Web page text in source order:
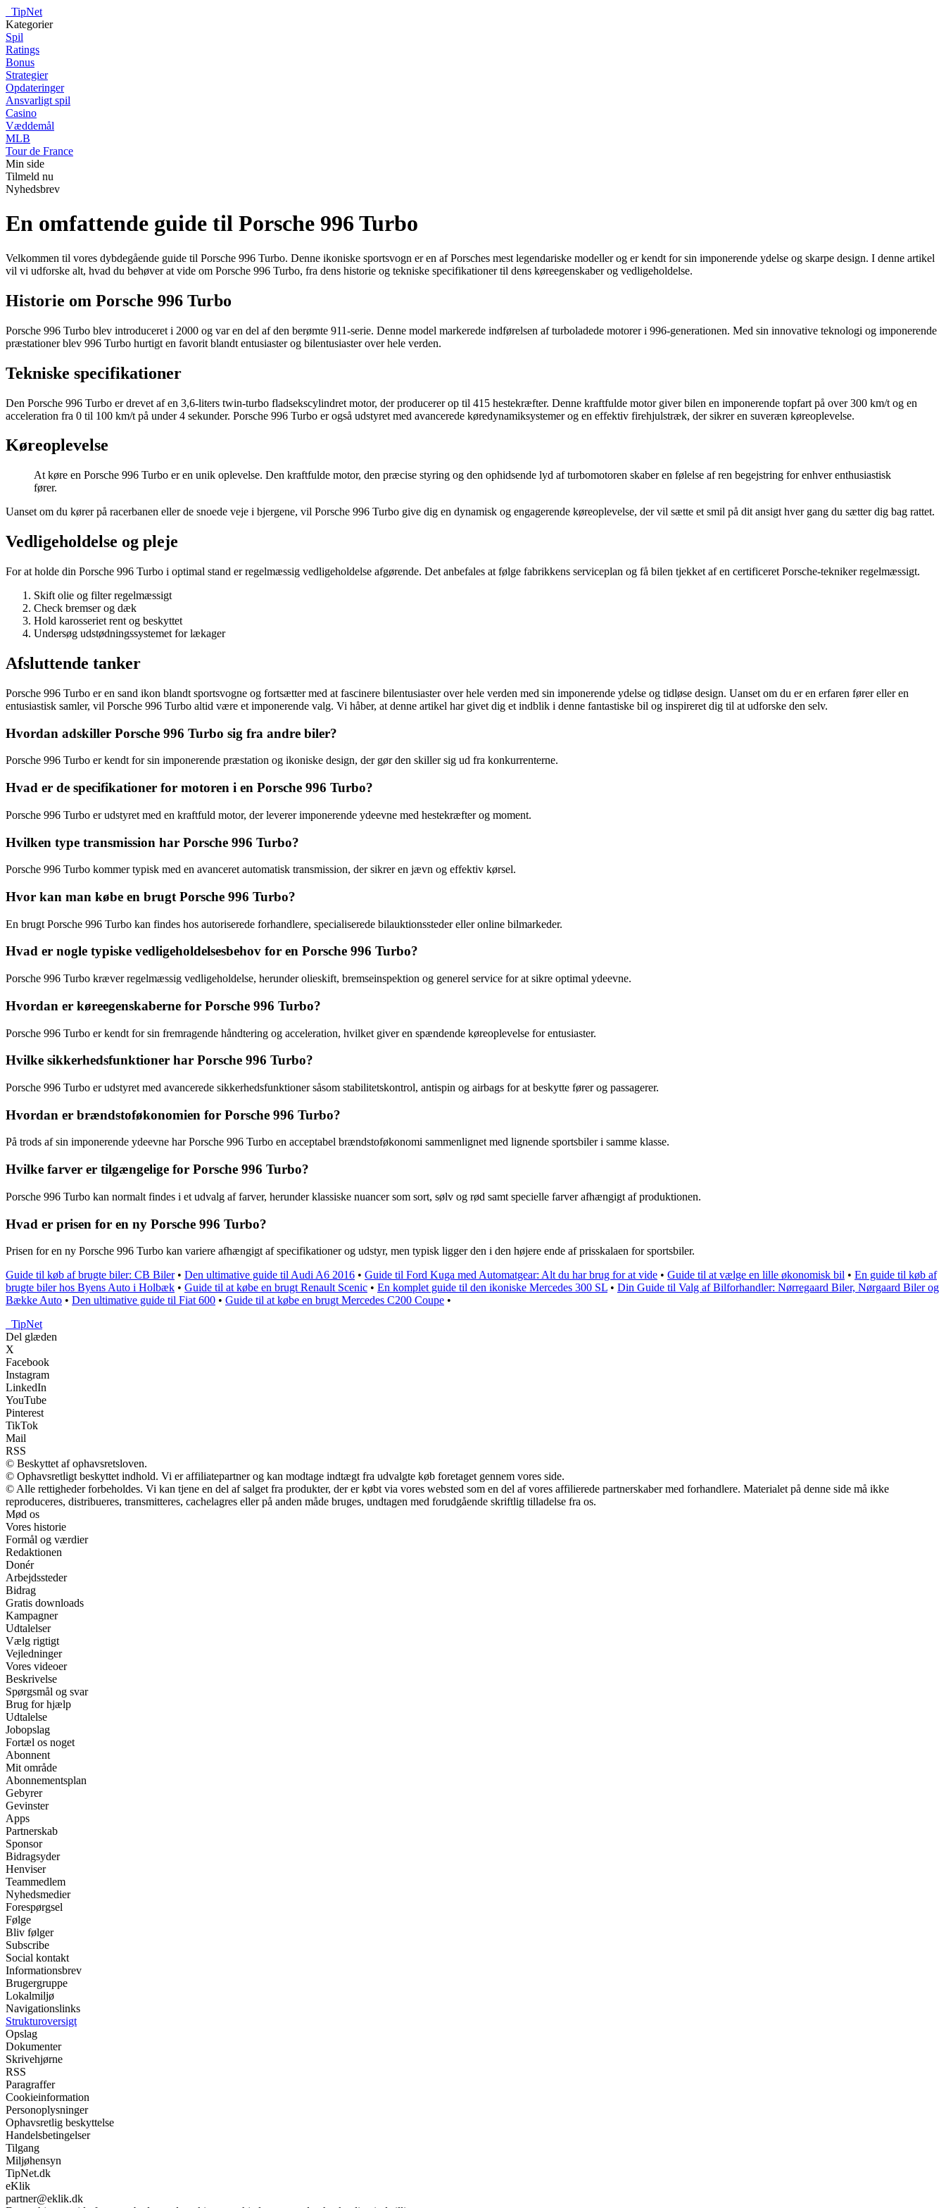
TipNet
Kategorier
Spil
Ratings
Bonus
Strategier
Opdateringer
Ansvarligt spil
Casino
Væddemål
MLB
Tour de France
Min side
Tilmeld nu
Nyhedsbrev
En omfattende guide til Porsche 996 Turbo
Velkommen til vores dybdegående guide til Porsche 996 Turbo. Denne ikoniske sportsvogn er en af ​​Porsches mest legendariske modeller og er kendt for sin imponerende ydelse og skarpe design. I denne artikel
vil vi udforske alt, hvad du behøver at vide om Porsche 996 Turbo, fra dens historie og tekniske specifikationer til dens køreegenskaber og vedligeholdelse.
Historie om Porsche 996 Turbo
Porsche 996 Turbo blev introduceret i 2000 og var en del af den berømte 911-serie. Denne model markerede indførelsen af ​​turboladede motorer i 996-generationen. Med sin innovative teknologi og imponerende
præstationer blev 996 Turbo hurtigt en favorit blandt entusiaster og bilentusiaster over hele verden.
Tekniske specifikationer
Den Porsche 996 Turbo er drevet af en 3,6-liters twin-turbo fladsekscylindret motor, der producerer op til 415 hestekræfter. Denne kraftfulde motor giver bilen en imponerende topfart på over 300 km/t og en
acceleration fra 0 til 100 km/t på under 4 sekunder. Porsche 996 Turbo er også udstyret med avancerede køredynamiksystemer og en effektiv firehjulstræk, der sikrer en suveræn køreoplevelse.
Køreoplevelse
At køre en Porsche 996 Turbo er en unik oplevelse. Den kraftfulde motor, den præcise styring og den ophidsende lyd af turbomotoren skaber en følelse af ren begejstring for enhver enthusiastisk
fører.
Uanset om du kører på racerbanen eller de snoede veje i bjergene, vil Porsche 996 Turbo give dig en dynamisk og engagerende køreoplevelse, der vil sætte et smil på dit ansigt hver gang du sætter dig bag rattet.
Vedligeholdelse og pleje
For at holde din Porsche 996 Turbo i optimal stand er regelmæssig vedligeholdelse afgørende. Det anbefales at følge fabrikkens serviceplan og få bilen tjekket af en certificeret Porsche-tekniker regelmæssigt.
Skift olie og filter regelmæssigt
Check bremser og dæk
Hold karosseriet rent og beskyttet
Undersøg udstødningssystemet for lækager
Afsluttende tanker
Porsche 996 Turbo er en sand ikon blandt sportsvogne og fortsætter med at fascinere bilentusiaster over hele verden med sin imponerende ydelse og tidløse design. Uanset om du er en erfaren fører eller en
entusiastisk samler, vil Porsche 996 Turbo altid være et imponerende valg. Vi håber, at denne artikel har givet dig et indblik i denne fantastiske bil og inspireret dig til at udforske den selv.
Hvordan adskiller Porsche 996 Turbo sig fra andre biler?
Porsche 996 Turbo er kendt for sin imponerende præstation og ikoniske design, der gør den skiller sig ud fra konkurrenterne.
Hvad er de specifikationer for motoren i en Porsche 996 Turbo?
Porsche 996 Turbo er udstyret med en kraftfuld motor, der leverer imponerende ydeevne med hestekræfter og moment.
Hvilken type transmission har Porsche 996 Turbo?
Porsche 996 Turbo kommer typisk med en avanceret automatisk transmission, der sikrer en jævn og effektiv kørsel.
Hvor kan man købe en brugt Porsche 996 Turbo?
En brugt Porsche 996 Turbo kan findes hos autoriserede forhandlere, specialiserede bilauktionssteder eller online bilmarkeder.
Hvad er nogle typiske vedligeholdelsesbehov for en Porsche 996 Turbo?
Porsche 996 Turbo kræver regelmæssig vedligeholdelse, herunder olieskift, bremseinspektion og generel service for at sikre optimal ydeevne.
Hvordan er køreegenskaberne for Porsche 996 Turbo?
Porsche 996 Turbo er kendt for sin fremragende håndtering og acceleration, hvilket giver en spændende køreoplevelse for entusiaster.
Hvilke sikkerhedsfunktioner har Porsche 996 Turbo?
Porsche 996 Turbo er udstyret med avancerede sikkerhedsfunktioner såsom stabilitetskontrol, antispin og airbags for at beskytte fører og passagerer.
Hvordan er brændstoføkonomien for Porsche 996 Turbo?
På trods af sin imponerende ydeevne har Porsche 996 Turbo en acceptabel brændstoføkonomi sammenlignet med lignende sportsbiler i samme klasse.
Hvilke farver er tilgængelige for Porsche 996 Turbo?
Porsche 996 Turbo kan normalt findes i et udvalg af farver, herunder klassiske nuancer som sort, sølv og rød samt specielle farver afhængigt af produktionen.
Hvad er prisen for en ny Porsche 996 Turbo?
Prisen for en ny Porsche 996 Turbo kan variere afhængigt af specifikationer og udstyr, men typisk ligger den i den højere ende af prisskalaen for sportsbiler.
Guide til køb af brugte biler: CB Biler• Den ultimative guide til Audi A6 2016 • Guide til Ford Kuga med Automatgear: Alt du har brug for at vide • Guide til at vælge en lille økonomisk bil • En guide til køb af
brugte biler hos Byens Auto i Holbæk • Guide til at købe en brugt Renault Scenic • En komplet guide til den ikoniske Mercedes 300 SL • Din Guide til Valg af Bilforhandler: Nørregaard Biler, Nørgaard Biler og
Bække Auto • Den ultimative guide til Fiat 600 • Guide til at købe en brugt Mercedes C200 Coupe •
TipNet
Del glæden
X
Facebook
Instagram
LinkedIn
YouTube
Pinterest
TikTok
Mail
RSS
© Beskyttet af ophavsretsloven.
© Ophavsretligt beskyttet indhold. Vi er affiliatepartner og kan modtage indtægt fra udvalgte køb foretaget gennem vores side.
© Alle rettigheder forbeholdes. Vi kan tjene en del af salget fra produkter, der er købt via vores websted som en del af vores affilierede partnerskaber med forhandlere. Materialet på denne side må ikke
reproduceres, distribueres, transmitteres, cachelagres eller på anden måde bruges, undtagen med forudgående skriftlig tilladelse fra os.
Mød os
Vores historie
Formål og værdier
Redaktionen
Donér
Arbejdssteder
Bidrag
Gratis downloads
Kampagner
Udtalelser
Vælg rigtigt
Vejledninger
Vores videoer
Beskrivelse
Spørgsmål og svar
Brug for hjælp
Udtalelse
Jobopslag
Fortæl os noget
Abonnent
Mit område
Abonnementsplan
Gebyrer
Gevinster
Apps
Partnerskab
Sponsor
Bidragsyder
Henviser
Teammedlem
Nyhedsmedier
Forespørgsel
Følge
Bliv følger
Subscribe
Social kontakt
Informationsbrev
Brugergruppe
Lokalmiljø
Navigationslinks
Strukturoversigt
Opslag
Dokumenter
Skrivehjørne
RSS
Paragraffer
Cookieinformation
Personoplysninger
Ophavsretlig beskyttelse
Handelsbetingelser
Tilgang
Miljøhensyn
TipNet.dk
eKlik
partner@eklik.dk